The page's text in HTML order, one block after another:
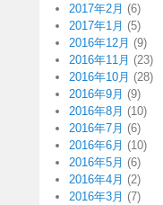
2017年2月 (6)
2017年1月 (5)
2016年12月 (9)
2016年11月 (23)
2016年10月 (28)
2016年9月 (9)
2016年8月 (10)
2016年7月 (6)
2016年6月 (10)
2016年5月 (6)
2016年4月 (2)
2016年3月 (7)